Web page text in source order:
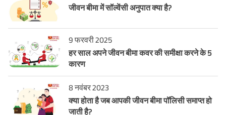
जीवन बीमा में सॉल्वेंसी अनुपात क्या है?
9 फरवरी 2025
हर साल अपने जीवन बीमा कवर की समीक्षा करने के 5
कारण
8 नवंबर 2023
क्या होता है जब आपकी जीवन बीमा पॉलिसी समाप्त हो
जाती है?